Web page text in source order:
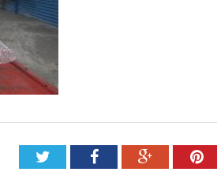
TwitterFacebookGoogle+